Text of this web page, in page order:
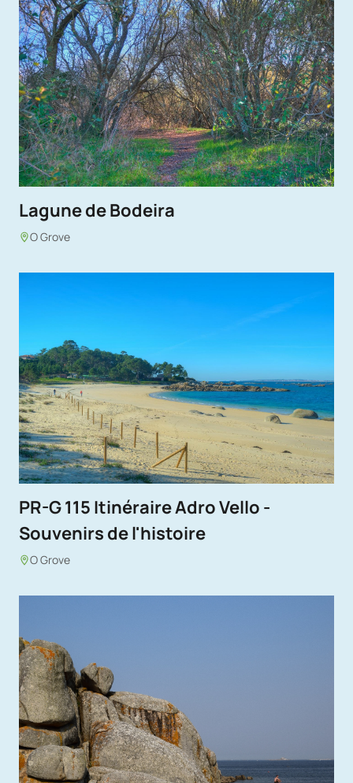
Lagune de Bodeira
O Grove
PR-G 115 Itinéraire Adro Vello -
Souvenirs de l'histoire
O Grove